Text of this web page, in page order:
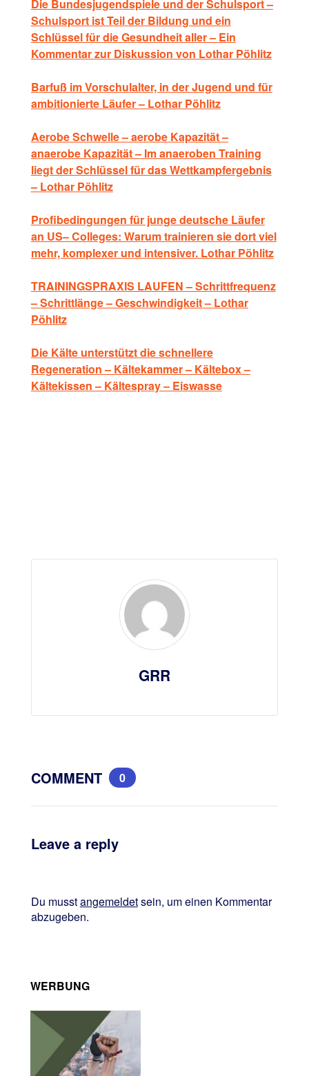
Die Bundesjugendspiele und der Schulsport –
Schulsport ist Teil der Bildung und ein
Schlüssel für die Gesundheit aller – Ein
Kommentar zur Diskussion von Lothar Pöhlitz
Barfuß im Vorschulalter, in der Jugend und für
ambitionierte Läufer – Lothar Pöhlitz
Aerobe Schwelle – aerobe Kapazität –
anaerobe Kapazität – Im anaeroben Training
liegt der Schlüssel für das Wettkampfergebnis
– Lothar Pöhlitz
Profibedingungen für junge deutsche Läufer
an US– Colleges: Warum trainieren sie dort viel
mehr, komplexer und intensiver. Lothar Pöhlitz
TRAININGSPRAXIS LAUFEN – Schrittfrequenz
– Schrittlänge – Geschwindigkeit – Lothar
Pöhlitz
Die Kälte unterstützt die schnellere
Regeneration – Kältekammer – Kältebox –
Kältekissen – Kältespray – Eiswasse
GRR
COMMENT 0
Leave a reply
Du musstangemeldetsein, um einen Kommentar
abzugeben.
WERBUNG